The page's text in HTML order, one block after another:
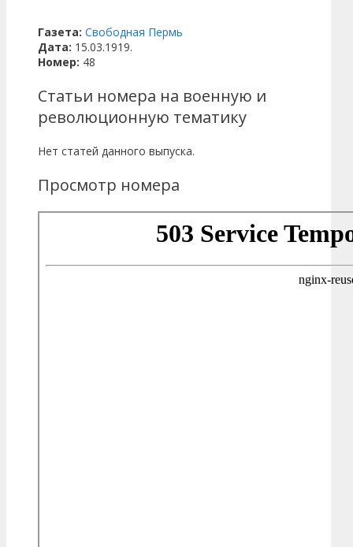
Газета: Свободная Пермь
Дата: 15.03.1919.
Номер: 48
Статьи номера на военную и
революционную тематику
Нет статей данного выпуска.
Просмотр номера